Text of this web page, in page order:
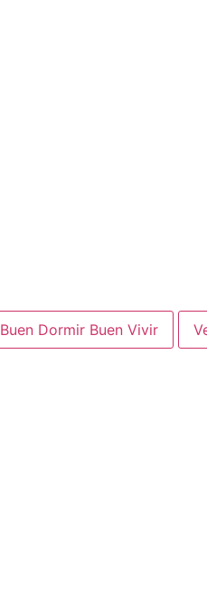
Buen Dormir Buen Vivir